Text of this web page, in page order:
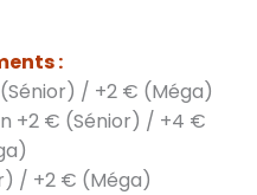
:
/ +2 € (Méga)
+2 € (Sénior) / +4 €
/ +2 € (Méga)